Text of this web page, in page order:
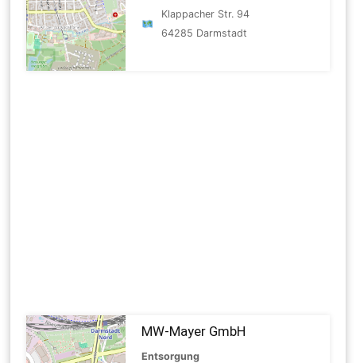
Klappacher Str. 94
64285 Darmstadt
MW-Mayer GmbH
Entsorgung